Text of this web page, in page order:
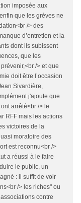
imposée aux
que les grèves ne
/> des
d’entretien et la
dont ils subissent
que les
/> et que
doit être l’occasion
Sivardière,
j'ajoute que
arrêté<br /> le
RFF mais les actions
victoires de la
moratoire des
est reconnu<br />
a réussi à le faire
le public, un
: il suffit de voir
/> les riches" ou
contre